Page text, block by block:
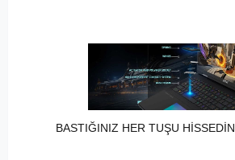
BASTIĞINIZ HER TUŞU HİSSEDİN